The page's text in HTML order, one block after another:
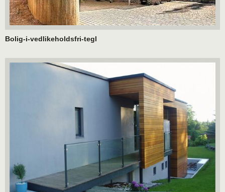
Bolig-i-vedlikeholdsfri-tegl